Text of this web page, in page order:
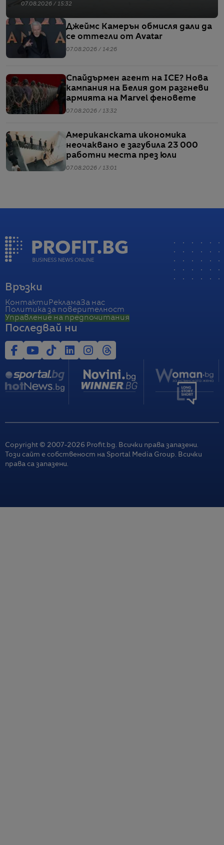
07.08.2026 / 15:32
Джеймс Камерън обмисля дали да
се оттегли от Avatar
07.08.2026 / 14:26
Спайдърмен агент на ICE? Нова
кампания на Белия дом разгневи
армията на Marvel феновете
07.08.2026 / 13:32
Американската икономика
неочаквано е загубила 23 000
работни места през юли
07.08.2026 / 13:01
Връзки
Контакти РекламаЗа нас
Политика за поверителност
Управление на предпочитания
Последвай ни
Copyright © 2007-2026 Profit.bg. Всички права запазени.
Този сайт е собственост на Sportal Media Group. Всички
права са запазени.